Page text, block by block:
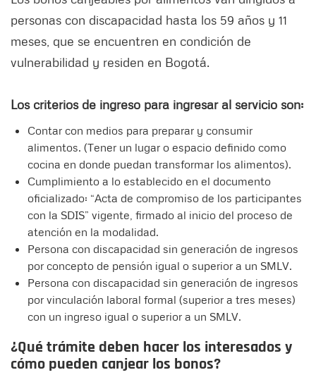
personas con discapacidad hasta los 59 años y 11
meses, que se encuentren en condición de
vulnerabilidad y residen en Bogotá.
Los criterios de ingreso para ingresar al servicio son:
Contar con medios para preparar y consumir
alimentos. (Tener un lugar o espacio definido como
cocina en donde puedan transformar los alimentos).
Cumplimiento a lo establecido en el documento
oficializado: “Acta de compromiso de los participantes
con la SDIS” vigente, firmado al inicio del proceso de
atención en la modalidad.
Persona con discapacidad sin generación de ingresos
por concepto de pensión igual o superior a un SMLV.
Persona con discapacidad sin generación de ingresos
por vinculación laboral formal (superior a tres meses)
con un ingreso igual o superior a un SMLV.
¿Qué trámite deben hacer los interesados y
cómo pueden canjear los bonos?